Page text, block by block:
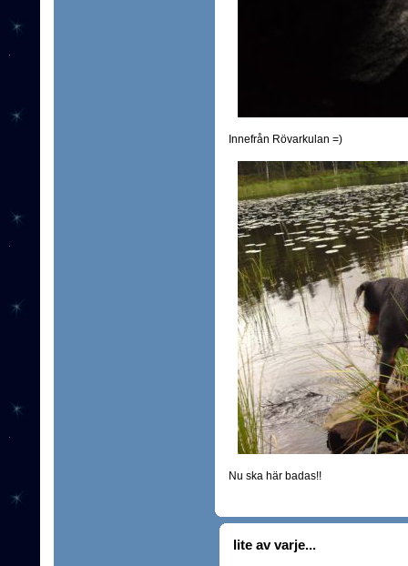
Innefrån Rövarkulan =)
Nu ska här badas!!
lite av varje...